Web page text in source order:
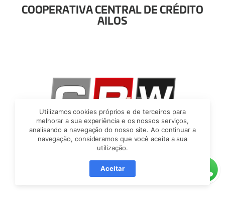
COOPERATIVA CENTRAL DE CRÉDITO
AILOS
CRW TECNOLOGIA
Utilizamos cookies próprios e de terceiros para
melhorar a sua experiência e os nossos serviços,
analisando a navegação do nosso site. Ao continuar a
navegação, consideramos que você aceita a sua
utilização.
Aceitar